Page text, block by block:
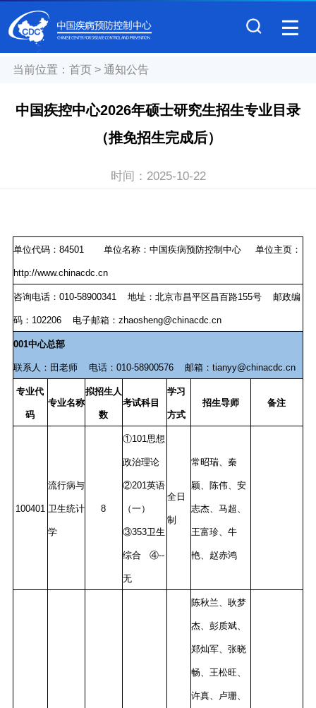
当前位置： 首页> 通知公告
中国疾控中心2026年硕士研究生招生专业目录
（推免招生完成后）
时间： 2025-10-22
单位代码：84501 单位名称：中国疾病预防控制中心 单位主页：
http://www.chinacdc.cn
咨询电话： 010-58900341 地址：北京市昌平区昌百路155号 邮政编
码： 102206 电子邮箱： zhaosheng@chinacdc.cn
001中心总部
联系人：田老师 电话：010-58900576 邮箱：tianyy@chinacdc.cn
专业代
码
专业名称
拟招生人
数
考试科目
学习
方式
招生导师 备注
100401
流行病与
卫生统计
学
8
①101思想
政治理论
②201英语
（一）
③353卫生
综合 ④--
无
全日
制
常昭瑞、秦
颖、陈伟、安
志杰、马超、
王富珍、牛
艳、赵赤鸿
陈秋兰、耿梦
杰、彭质斌、
郑灿军、张晓
畅、王松旺、
许真、卢珊、